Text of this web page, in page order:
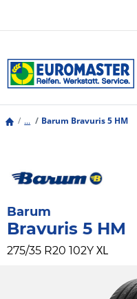
... Barum Bravuris 5 HM
Barum
Bravuris 5 HM
275/35 R20 102Y XL